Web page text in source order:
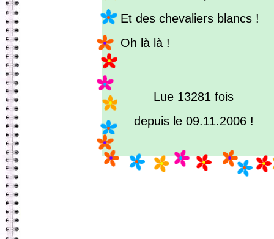
Et des chevaliers blancs !
Oh là là !
Lue 13281 fois
depuis le 09.11.2006 !